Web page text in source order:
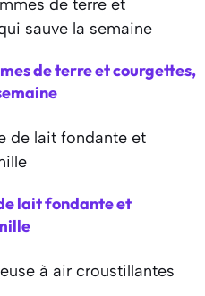
de terre et courgettes,
lait fondante et